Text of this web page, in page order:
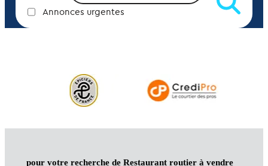
Annonces urgentes
pour votre recherche de Restaurant routier à vendre